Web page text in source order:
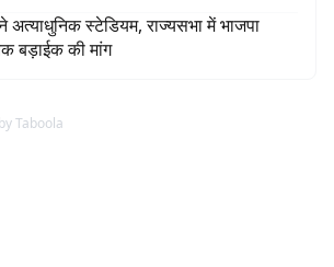
स्टेडियम, राज्यसभा में भाजपा
बड़ाईक की मांग
by Taboola